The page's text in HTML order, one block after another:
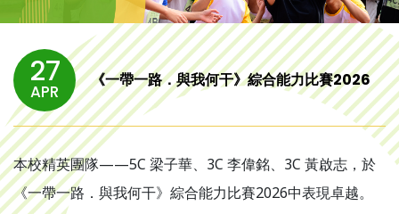
27
APR
《一帶一路．與我何干》綜合能力比賽2026
本校精英團隊——5C 梁子華、3C 李偉銘、3C 黃啟志，於
《一帶一路．與我何干》綜合能力比賽2026中表現卓越。